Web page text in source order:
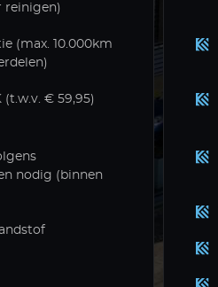
reinigen)
(max. 10.000km
€ 59,95)
nodig (binnen